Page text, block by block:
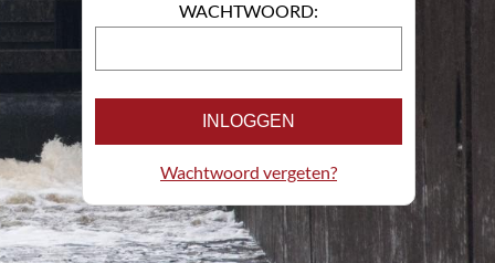
WACHTWOORD:
INLOGGEN
Wachtwoord vergeten?